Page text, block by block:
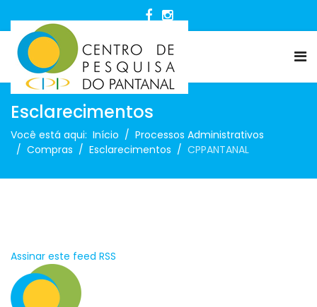
Esclarecimentos
Você está aqui: Início
Processos Administrativos
Compras
Esclarecimentos CPPANTANAL
Assinar este feed RSS